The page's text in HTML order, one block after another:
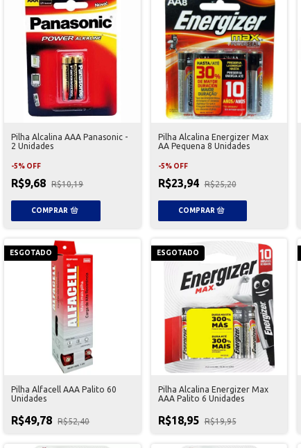
Pilha Alcalina AAA Panasonic -
2 Unidades
-5% OFF
R$9,68 R$10,19
Pilha Alcalina Energizer Max
AA Pequena 8 Unidades
-5% OFF
R$23,94 R$25,20
ESGOTADO
Pilha Alfacell AAA Palito 60
Unidades
R$49,78 R$52,40
ESGOTADO
Pilha Alcalina Energizer Max
AAA Palito 6 Unidades
R$18,95 R$19,95